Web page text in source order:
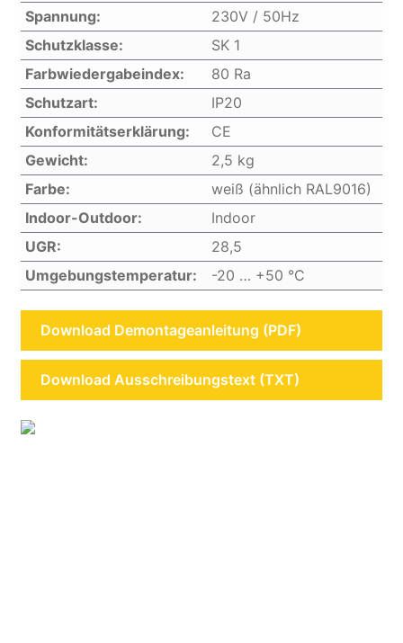
Spannung:
230V / 50Hz
Schutzklasse:
SK 1
Farbwiedergabeindex:
80 Ra
Schutzart:
IP20
Konformitätserklärung:
CE
Gewicht:
2,5 kg
Farbe:
weiß (ähnlich RAL9016)
Indoor-Outdoor:
Indoor
UGR:
28,5
Umgebungstemperatur:
-20 … +50 °C
Download Demontageanleitung (PDF)
Download Ausschreibungstext (TXT)